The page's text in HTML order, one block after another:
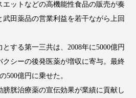
ィ コミュニケーション
サプライチェーン
レンジング サロン戦略
ットなどの高機能性食品の販売が奏
武田薬品の営業利益を若干ながら上回
する第一三共は、2008年に5000億円
クシーの後発医薬が増収に寄与。最終
500億円に乗せた。
胱治療薬の宣伝効果が業績に貢献し